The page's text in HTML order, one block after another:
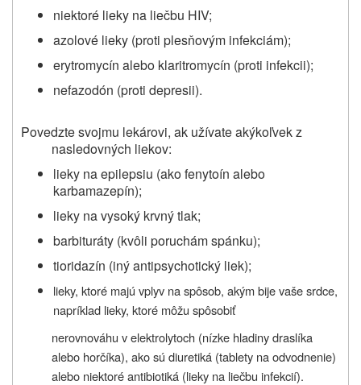
niektoré lieky na liečbu HIV;
azolové lieky (proti plesňovým infekciám);
erytromycín alebo klaritromycín (proti infekcii);
nefazodón (proti depresii).
Povedzte svojmu lekárovi, ak užívate akýkoľvek z
nasledovných liekov:
lieky na epilepsiu (ako fenytoín alebo
karbamazepín);
lieky na vysoký krvný tlak;
barbituráty (kvôli poruchám spánku);
tioridazín (iný antipsychotický liek);
lieky, ktoré majú vplyv na spôsob, akým bije vaše srdce,
napríklad lieky, ktoré môžu spôsobiť
nerovnováhu v elektrolytoch (nízke hladiny draslíka
alebo horčíka), ako sú diuretiká (tablety na odvodnenie)
alebo niektoré antibiotiká (lieky na liečbu infekcií).